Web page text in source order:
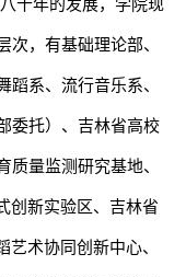
十年的发展，学院现
次，有基础理论部、
蹈系、流行音乐系、
委托）、吉林省高校
量监测研究基地、
创新实验区、吉林省
艺术协同创新中心、